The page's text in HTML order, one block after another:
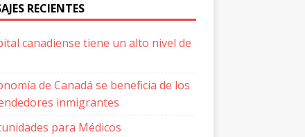
RECIENTES
canadiense tiene un alto nivel de
de Canadá se beneficia de los
inmigrantes
para Médicos